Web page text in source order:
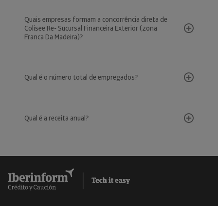
Quais empresas formam a concorrência direta de
Colisee Re- Sucursal Financeira Exterior (zona
Franca Da Madeira)?
Qual é o número total de empregados?
Qual é a receita anual?